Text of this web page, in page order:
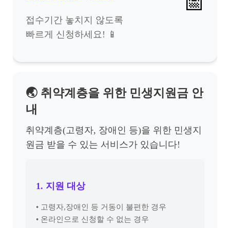
접수기간 놓치지 않도록
빠르게 신청하세요! 📱
🌏 취약계층을 위한 민생지원금 안
내
취약계층(고령자, 장애인 등)을 위한 민생지
원금 받을 수 있는 서비스가 있습니다!
1. 지원 대상
• 고령자,장애인 등 거동이 불편한 경우
• 온라인으로 신청할 수 없는 경우